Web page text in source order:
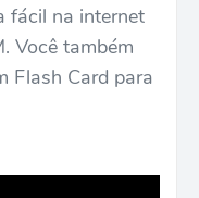
fácil na internet
Você também
Flash Card para